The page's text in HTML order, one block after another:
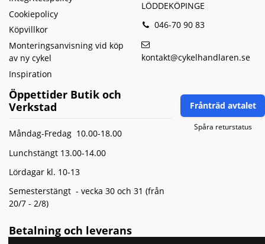
Cookiepolicy
Köpvillkor
Monteringsanvisning vid köp
av ny cykel
Inspiration
LÖDDEKÖPINGE
046-70 90 83
kontakt@cykelhandlaren.se
Öppettider Butik och
Verkstad
Måndag-Fredag 10.00-18.00
Lunchstängt 13.00-14.00
Lördagar kl. 10-13
Semesterstängt - vecka 30 och 31 (från
20/7 - 2/8)
Frånträd avtalet
Spåra returstatus
Betalning och leverans